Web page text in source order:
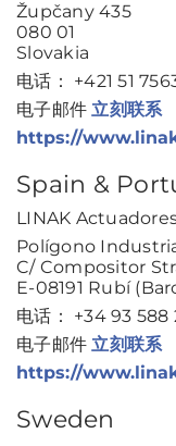
Župčany 435
080 01
Slovakia
电话： +421 51
电子邮件立刻联系
https://
Spain &
LINAK
Polígono
C/ Compositor
E-08191 Rubí
电话： +34 93 588
电子邮件立刻联系
https://
Sweden